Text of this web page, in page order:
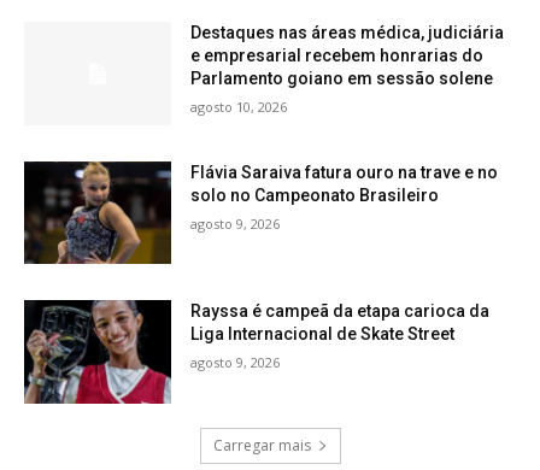
Destaques nas áreas médica, judiciária
e empresarial recebem honrarias do
Parlamento goiano em sessão solene
agosto 10, 2026
Flávia Saraiva fatura ouro na trave e no
solo no Campeonato Brasileiro
agosto 9, 2026
Rayssa é campeã da etapa carioca da
Liga Internacional de Skate Street
agosto 9, 2026
Carregar mais